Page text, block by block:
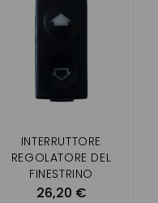
INTERRUTTORE
REGOLATORE DEL
FINESTRINO
MICROCAR MC1 , MC2
26,20 €